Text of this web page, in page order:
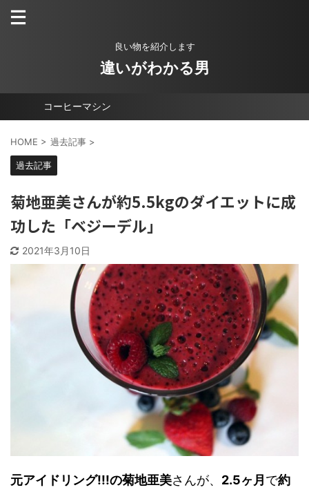
良い物を紹介します
違いがわかる男
コーヒーマシン
HOME > 過去記事 >
過去記事
菊地亜美さんが約5.5kgのダイエットに成
功した「ベジーデル」
2021年3月10日
元アイドリング!!!の菊地亜美さんが、 2.5ヶ月で約